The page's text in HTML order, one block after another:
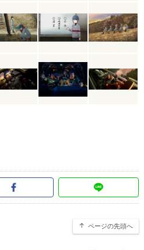
ページの先頭へ